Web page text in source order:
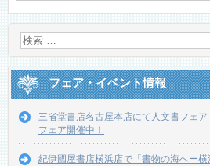
フェア・イベント情報
三省堂書店名古屋本店にて人文書フェア
フェア開催中！
紀伊國屋書店横浜店で「書物の海へー